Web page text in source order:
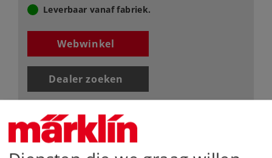
Leverbaar vanaf fabriek.
Webwinkel
Dealer zoeken
Onderdelen bestellen